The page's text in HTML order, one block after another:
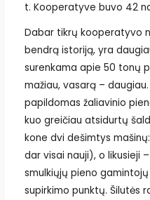
t. Kooperatyve buvo 42
Dabar tikrų kooperatyvo
bendrą istoriją, yra
surenkama apie 50 tonų
mažiau, vasarą –
papildomas žaliavinio
kuo greičiau atsidurtų
kone dvi dešimtys
dar visai nauji), o likusieji
smulkiųjų pieno
supirkimo punktų. Šilutės